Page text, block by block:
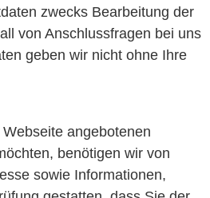
zwecks Bearbeitung der
von Anschlussfragen bei uns
geben wir nicht ohne Ihre
angebotenen
benötigen wir von
sowie Informationen,